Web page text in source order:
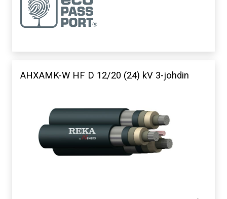
AHXAMK-W HF D 12/20 (24) kV 3-johdin